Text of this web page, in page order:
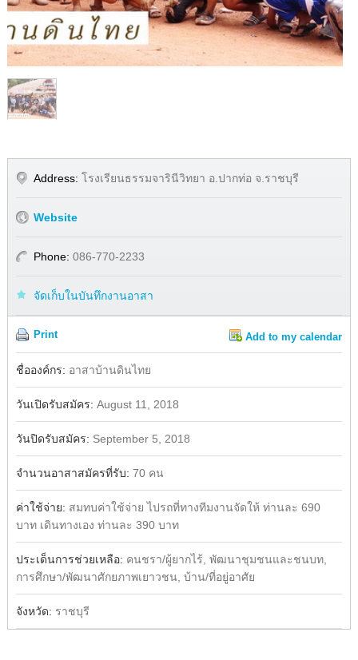
1/1
Address: โรงเรียนธรรมจารินีวิทยา อ.ปากท่อ จ.ราชบุรี
Website
Phone: 086-770-2233
จัดเก็บในบันทึกงานอาสา
Print Add to my calendar
Facebook
ชื่อองค์กร: อาสาบ้านดินไทย
วันเปิดรับสมัคร: August 11, 2018
วันปิดรับสมัคร: September 5, 2018
จำนวนอาสาสมัครที่รับ: 70 คน
ค่าใช้จ่าย: สมทบค่าใช้จ่าย ไปรถที่ทางทีมงานจัดให้ ท่านละ 690
บาท เดินทางเอง ท่านละ 390 บาท
ประเด็นการช่วยเหลือ: คนชรา/ผู้ยากไร้, พัฒนาชุมชนและชนบท,
การศึกษา/พัฒนาศักยภาพเยาวชน, บ้าน/ที่อยู่อาศัย
จังหวัด: ราชบุรี